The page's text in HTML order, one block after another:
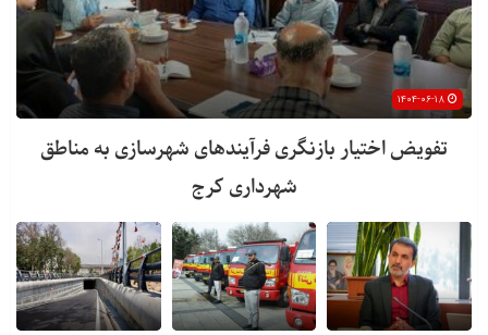
تفویض اختیار بازنگری فرآیندهای شهرسازی به مناطق
شهرداری کرج